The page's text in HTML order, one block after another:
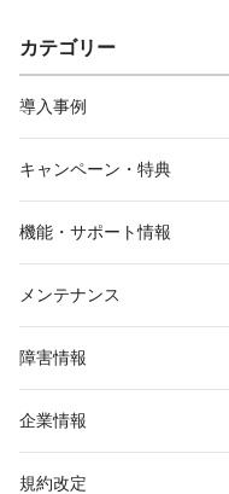
カテゴリー
導入事例
キャンペーン・特典
機能・サポート情報
メンテナンス
障害情報
企業情報
規約改定